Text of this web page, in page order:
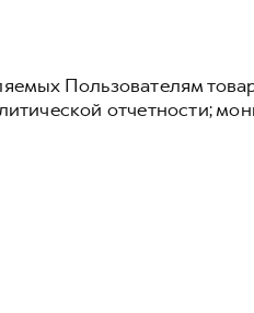
Пользователям
отчетности;